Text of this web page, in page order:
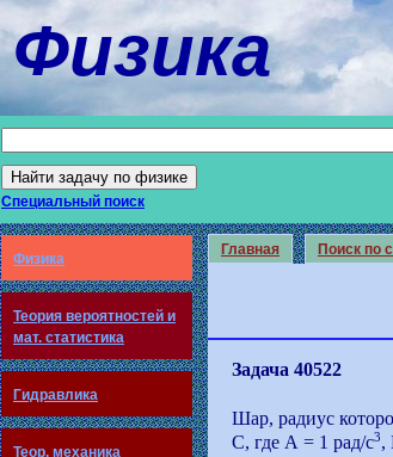
Физика
Специальный поиск
Физика
Теория вероятностей и
мат. статистика
Гидравлика
Теор. механика
Главная Поиск по
Задача 40522
Шар, радиус
С, где А = 1 рад/с3,